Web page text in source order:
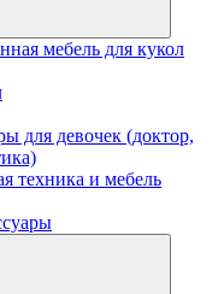
мебель для кукол
для девочек (доктор,
техника и мебель